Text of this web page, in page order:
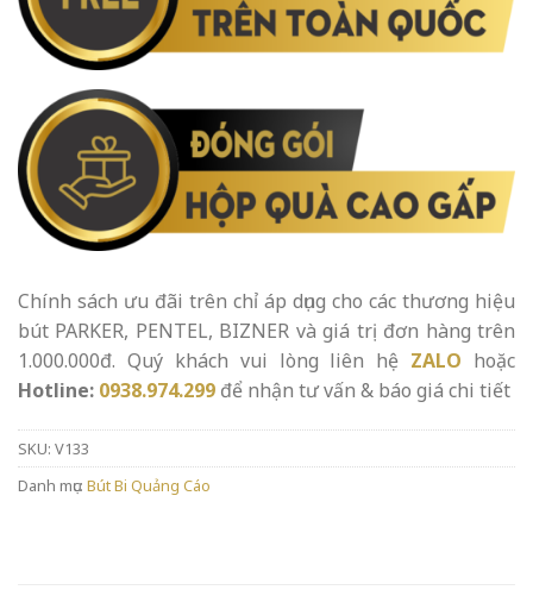
Chính sách ưu đãi trên chỉ áp dụng cho các thương hiệu
bút PARKER, PENTEL, BIZNER và giá trị đơn hàng trên
1.000.000đ. Quý khách vui lòng liên hệ ZALO hoặc
Hotline: 0938.974.299 để nhận tư vấn & báo giá chi tiết
SKU: V133
Danh mục: Bút Bi Quảng Cáo